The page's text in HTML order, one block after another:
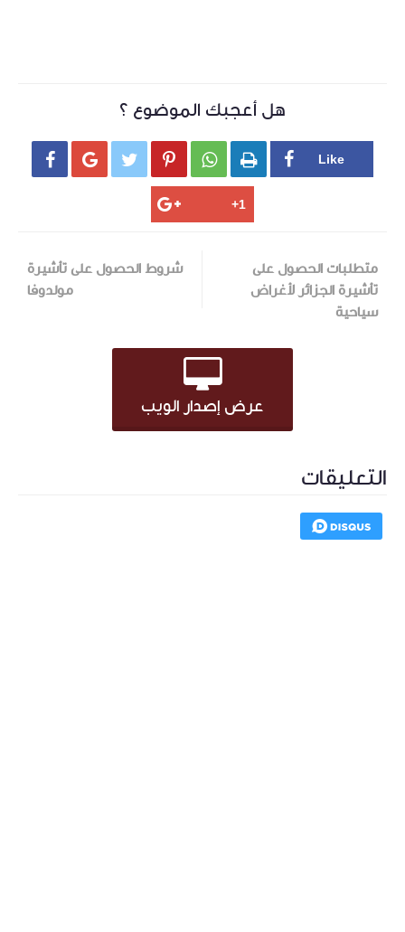
هل أعجبك الموضوع ؟
     
متطلبات الحصول على
تأشيرة الجزائر لأغراض
سياحية
شروط الحصول على تأشيرة
مولدوفا
عرض إصدار الويب
التعليقات